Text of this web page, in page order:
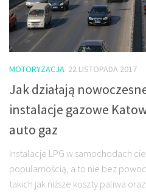
MOTORYZACJA 22 LISTOPADA 2017
Jak działają
instalacje gazowe
auto gaz
Instalacje LPG w samochodach
popularnością, a to nie bez
takich jak niższe koszty paliwa